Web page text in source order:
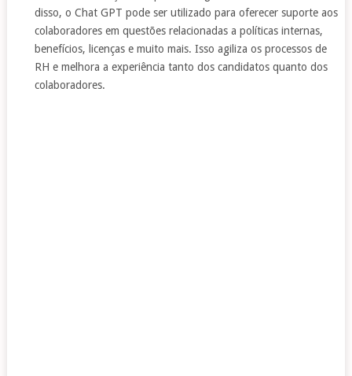
disso, o Chat GPT pode ser utilizado para oferecer suporte aos
colaboradores em questões relacionadas a políticas internas,
benefícios, licenças e muito mais. Isso agiliza os processos de
RH e melhora a experiência tanto dos candidatos quanto dos
colaboradores.